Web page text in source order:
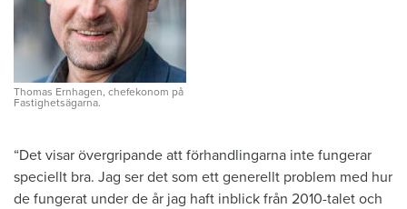
Thomas Ernhagen, chefekonom på
Fastighetsägarna.
“Det visar övergripande att förhandlingarna inte fungerar
speciellt bra. Jag ser det som ett generellt problem med hur
de fungerat under de år jag haft inblick från 2010-talet och